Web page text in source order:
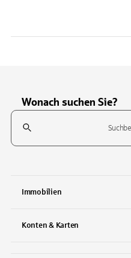
Wonach suchen Sie?
Suchfeld
Immobilien
Konten & Karten